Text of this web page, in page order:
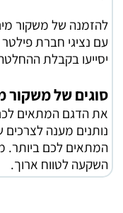
להזמנה של משקור
עם נציגי חברת
יסייעו בקבלת
סוגים של משקור
את הדגם המתאים
נותנים מענה
המתאים לכם ביותר.
השקעה לטווח ארוך.